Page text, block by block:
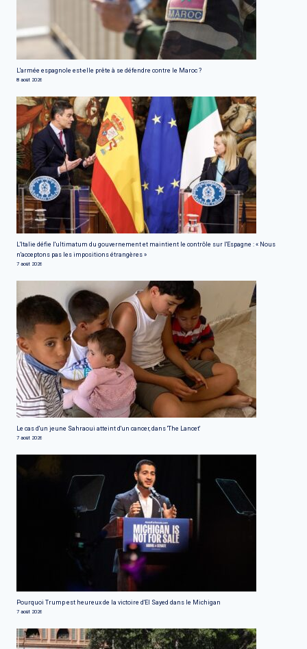
L'armée espagnole est-elle prête à se défendre contre le Maroc ?
8 août 2026
L'Italie défie l'ultimatum du gouvernement et maintient le contrôle sur l'Espagne : « Nous
n'acceptons pas les impositions étrangères »
7 août 2026
Le cas d'un jeune Sahraoui atteint d'un cancer, dans 'The Lancet'
7 août 2026
Pourquoi Trump est heureux de la victoire d'El Sayed dans le Michigan
7 août 2026